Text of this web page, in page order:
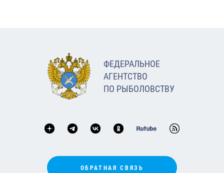
ФЕДЕРАЛЬНОЕ
АГЕНТСТВО
ПО РЫБОЛОВСТВУ
ОБРАТНАЯ СВЯЗЬ